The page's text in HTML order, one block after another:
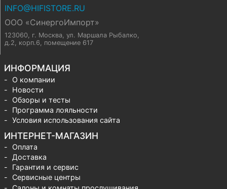
INFO@HIFISTORE.RU
ООО «СинергоИмпорт»
123060, г. Москва, ул. Маршала Рыбалко,
д.2, корп.6, помещение 617
ИНФОРМАЦИЯ
О компании
Новости
Обзоры и тесты
Программа лояльности
Условия использования сайта
ИНТЕРНЕТ-МАГАЗИН
Оплата
Доставка
Гарантия и сервис
Сервисные центры